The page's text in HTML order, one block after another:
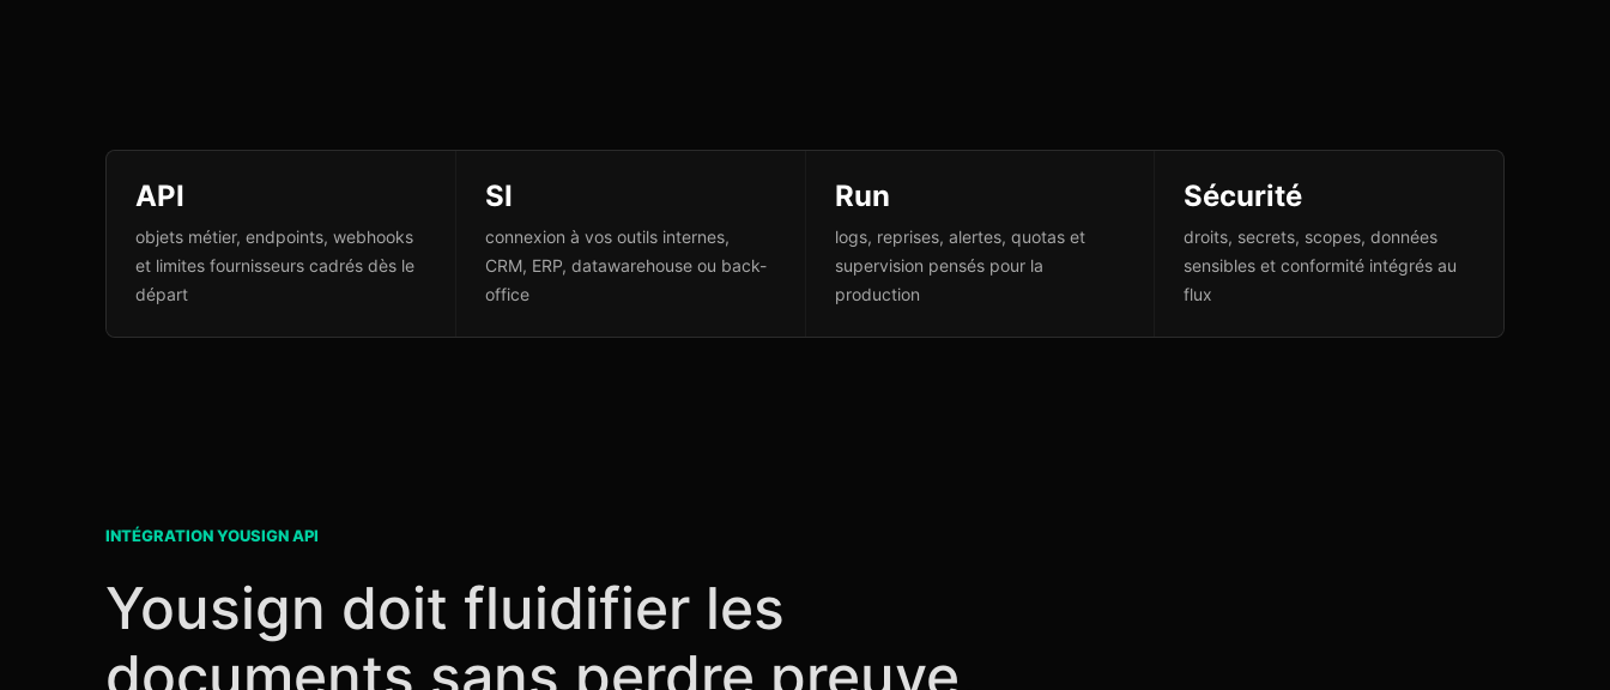
API
objets métier, endpoints, webhooks
et limites fournisseurs cadrés dès le
départ
SI
connexion à vos outils internes,
CRM, ERP, datawarehouse ou back-
office
Run
logs, reprises, alertes, quotas et
supervision pensés pour la
production
Sécurité
droits, secrets, scopes, données
sensibles et conformité intégrés au
flux
INTÉGRATION YOUSIGN API
Yousign doit fluidifier les